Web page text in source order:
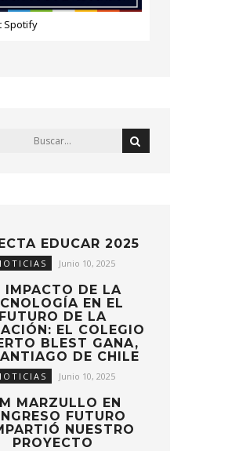
Spotify
EDUCAR 2025
Junio 10, 2025
IMPACTO DE LA
EN EL
FUTURO DE LA
EL COLEGIO
BLEST GANA,
DE CHILE
Junio 10, 2025
MARZULLO EN
FUTURO
NUESTRO
PROYECTO